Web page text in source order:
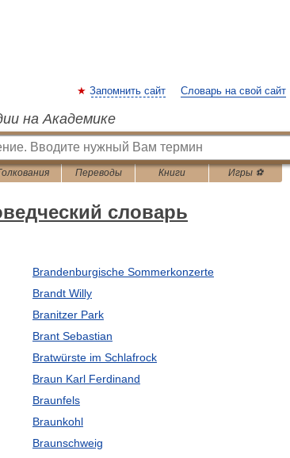
Запомнить сайт Словарь на свой сайт
на Академике
Переводы Книги Игры ⚽
словарь
Brandenburgische Sommerkonzerte
Brandt Willy
Branitzer Park
Brant Sebastian
Bratwürste im Schlafrock
Braun Karl Ferdinand
Braunfels
Braunkohl
Braunschweig